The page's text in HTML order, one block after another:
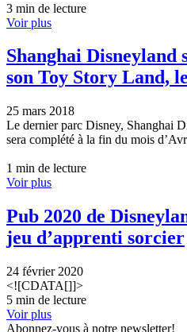
3 min de lecture
Voir plus
Shanghai
son Toy Story Land,
25 mars 2018
Le dernier parc Disney, Shanghai
sera complété à la fin du mois
1 min de lecture
Voir plus
Pub 2020 de
jeu d’apprenti sorcier
24 février 2020
<![CDATA[]]>
5 min de lecture
Voir plus
Abonnez-vous à notre newsletter!